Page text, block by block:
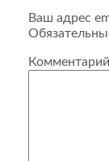
Ваш адрес
Комментарий